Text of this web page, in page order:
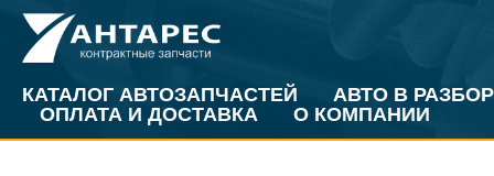
КАТАЛОГ АВТОЗАПЧАСТЕЙ
АВТО В РАЗБОР
ОПЛАТА И ДОСТАВКА
О КОМПАНИИ